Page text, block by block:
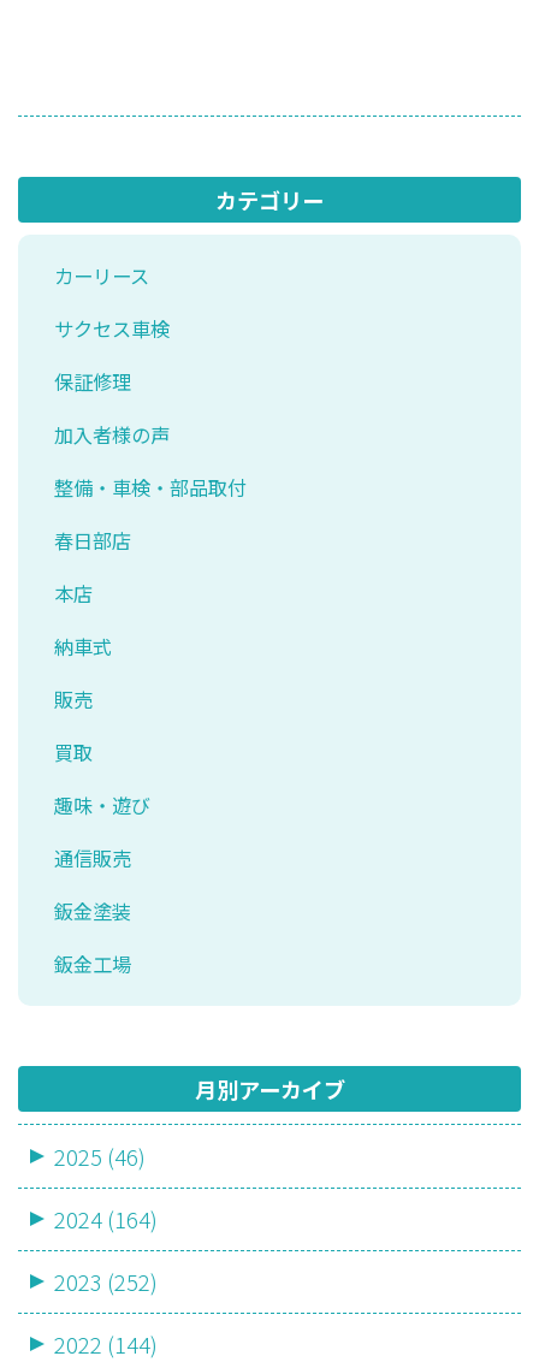
カテゴリー
カーリース
サクセス車検
保証修理
加入者様の声
整備・車検・部品取付
春日部店
本店
納車式
販売
買取
趣味・遊び
通信販売
鈑金塗装
鈑金工場
月別アーカイブ
2025 (46)
2024 (164)
2023 (252)
2022 (144)